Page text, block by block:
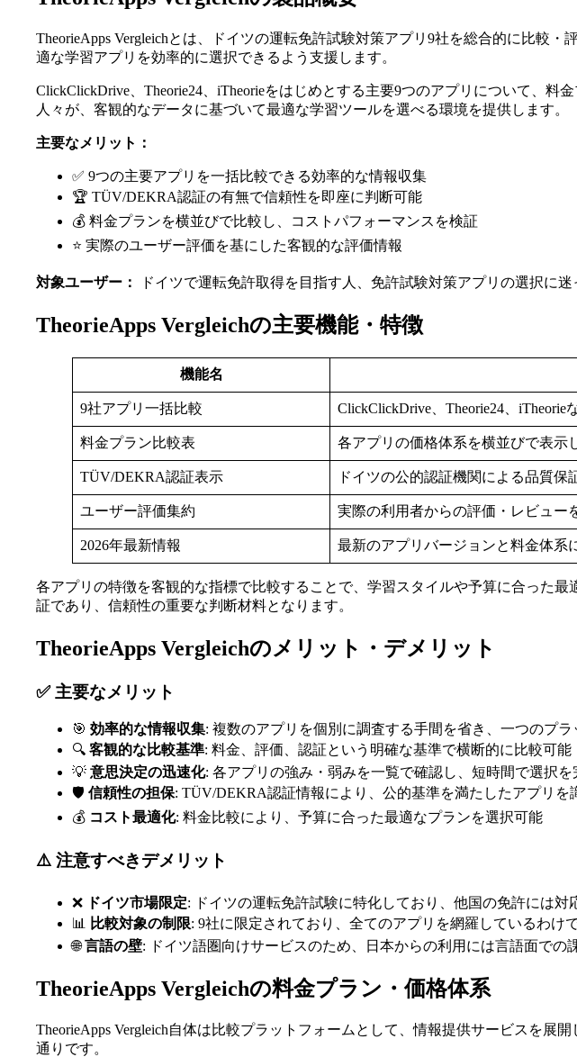
TheorieApps Vergleichとは、ドイツの運転免許試験対策アプリ9社を総合的に比較
適な学習アプリを効率的に選択できるよう支援します。
ClickClickDrive、Theorie24、iTheorieをはじめとする主要9つのアプリについて、
人々が、客観的なデータに基づいて最適な学習ツールを選べる環境を提供します。
主要なメリット：
✅ 9つの主要アプリを一括比較できる効率的な情報収集
🏆 TÜV/DEKRA認証の有無で信頼性を即座に判断可能
💰 料金プランを横並びで比較し、コストパフォーマンスを検証
⭐ 実際のユーザー評価を基にした客観的な評価情報
対象ユーザー： ドイツで運転免許取得を目指す人、免許試験対策アプリの選択に
TheorieApps Vergleichの主要機能・特徴
機能名
9社アプリ一括比較 ClickClickDrive、Theorie24、
料金プラン比較表 各アプリの価格体系を横並びで表示
TÜV/DEKRA認証表示 ドイツの公的認証機関による品質保
ユーザー評価集約 実際の利用者からの評価・レビュー
2026年最新情報 最新のアプリバージョンと料金体系
各アプリの特徴を客観的な指標で比較することで、学習スタイルや予算に合った
証であり、信頼性の重要な判断材料となります。
TheorieApps Vergleichのメリット・デメリット
✅ 主要なメリット
🎯 効率的な情報収集: 複数のアプリを個別に調査する手間を省き、一つのプ
🔍 客観的な比較基準: 料金、評価、認証という明確な基準で横断的に比較可能
💡 意思決定の迅速化: 各アプリの強み・弱みを一覧で確認し、短時間で選択を
🛡️ 信頼性の担保: TÜV/DEKRA認証情報により、公的基準を満たしたアプリを
💰 コスト最適化: 料金比較により、予算に合った最適なプランを選択可能
⚠️ 注意すべきデメリット
❌ ドイツ市場限定: ドイツの運転免許試験に特化しており、他国の免許には対
📊
比較対象の制限: 9社に限定されており、全てのアプリを網羅しているわけ
🌐言語の壁: ドイツ語圏向けサービスのため、日本からの利用には言語面での
TheorieApps Vergleichの料金プラン・価格体系
TheorieApps Vergleich自体は比較プラットフォームとして、情報提供サービスを
通りです。